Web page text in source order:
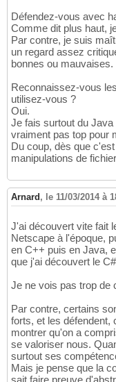
Défendez-vous avec
Comme dit plus haut,
Par contre, je suis
un regard assez
bonnes ou mauvaises.
Reconnaissez-vous
utilisez-vous ?
Oui.
Je fais surtout du
vraiment pas top pour
Du coup, dès que
manipulations de
Arnard , le 11/03/2014 à
J'ai découvert vite fait
Netscape à l'époque,
en C++ puis en Java,
que j'ai découvert le
Je ne vois pas trop de
Par contre, certains
forts, et les défendent,
montrer qu'on a
se valoriser nous.
surtout ses
Mais je pense que la